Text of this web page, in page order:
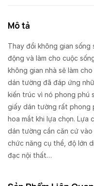
Mô tả
Thay đổi không gian sống
động và làm cho cuộc
không gian nhà sẽ làm
dán tường đã đáp ứng
kiến trúc vì nó phong phú
giấy dán tường rất phong
hoa mắt khi lựa chọn. Lựa
dán tường cần căn cứ
chức năng cụ thể, độ lớn
đạc nội thất…